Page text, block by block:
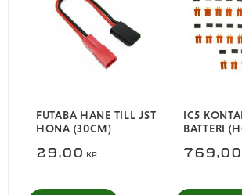
FUTABA HANE TILL JST
HONA (30CM)
29,00 KR
IC5
BATTERI
769,00